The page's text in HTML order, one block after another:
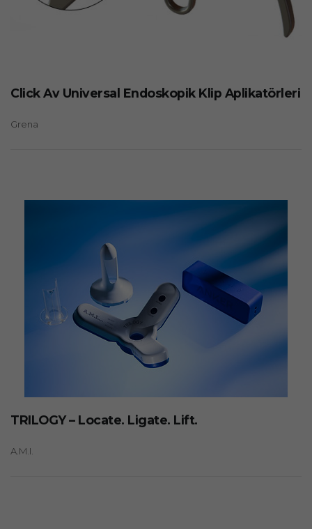
Click Av Universal Endoskopik Klip Aplikatörleri
Grena
TRILOGY – Locate. Ligate. Lift.
A.M.I.